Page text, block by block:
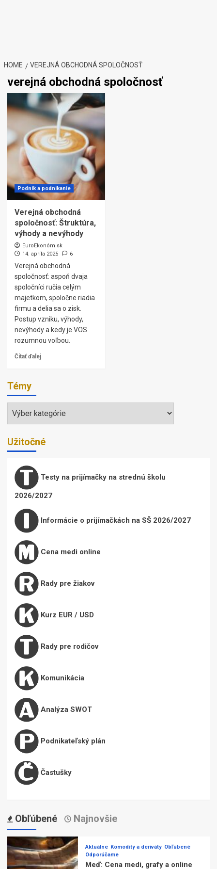
HOME VEREJNÁ OBCHODNÁ SPOLOČNOSŤ
verejná obchodná spoločnosť
Podnik a podnikanie
Verejná obchodná
spoločnosť: Štruktúra,
výhody a nevýhody
EuroEkonóm.sk
14. apríla 2025
6
Verejná obchodná
spoločnosť: aspoň dvaja
spoločníci ručia celým
majetkom, spoločne riadia
firmu a delia sa o zisk.
Postup vzniku, výhody,
nevýhody a kedy je VOS
rozumnou voľbou.
Čítať ďalej
Témy
Témy
Užitočné
Testy na prijímačky na strednú školu
2026/2027
Informácie o prijímačkách na SŠ 2026/2027
Cena medi online
Rady pre žiakov
Kurz EUR / USD
Rady pre rodičov
Komunikácia
Analýza SWOT
Podnikateľský plán
Častušky
Obľúbené Najnovšie
Aktuálne Komodity a deriváty Obľúbené
Odporúčame
Meď: Cena medi, grafy a online